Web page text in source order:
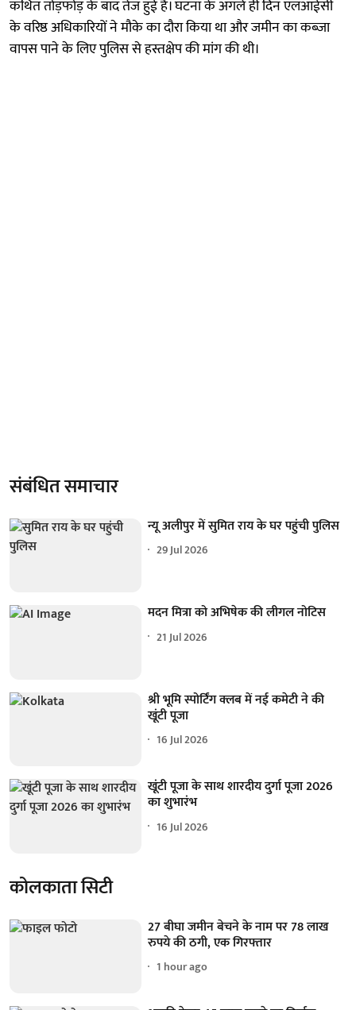
कथित तोड़फोड़ के बाद तेज हुई है। घटना के अगले ही दिन एलआईसी
के वरिष्ठ अधिकारियों ने मौके का दौरा किया था और जमीन का कब्जा
वापस पाने के लिए पुलिस से हस्तक्षेप की मांग की थी।
संबंधित समाचार
न्यू अलीपुर में सुमित राय के घर पहुंची पुलिस
29 Jul 2026
मदन मित्रा को अभिषेक की लीगल नोटिस
21 Jul 2026
श्री भूमि स्पोर्टिंग क्लब में नई कमेटी ने की
खूंटी पूजा
16 Jul 2026
खूंटी पूजा के साथ शारदीय दुर्गा पूजा 2026
का शुभारंभ
16 Jul 2026
कोलकाता सिटी
27 बीघा जमीन बेचने के नाम पर 78 लाख
रुपये की ठगी, एक गिरफ्तार
1 hour ago